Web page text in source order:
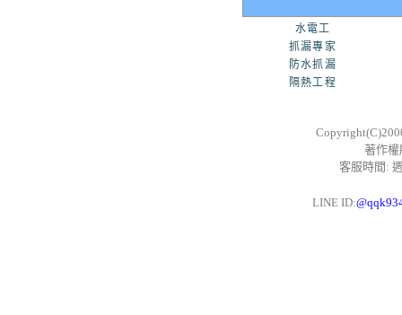
水電工
抓漏專家
防水抓漏
隔熱工程
著作
客服時間:
LINE ID: